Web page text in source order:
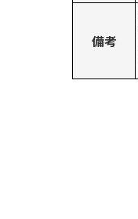
備考